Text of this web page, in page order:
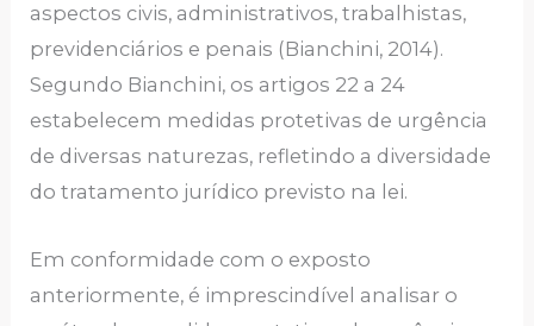
aspectos civis, administrativos, trabalhistas,
previdenciários e penais (Bianchini, 2014).
Segundo Bianchini, os artigos 22 a 24
estabelecem medidas protetivas de urgência
de diversas naturezas, refletindo a diversidade
do tratamento jurídico previsto na lei.
Em conformidade com o exposto
anteriormente, é imprescindível analisar o